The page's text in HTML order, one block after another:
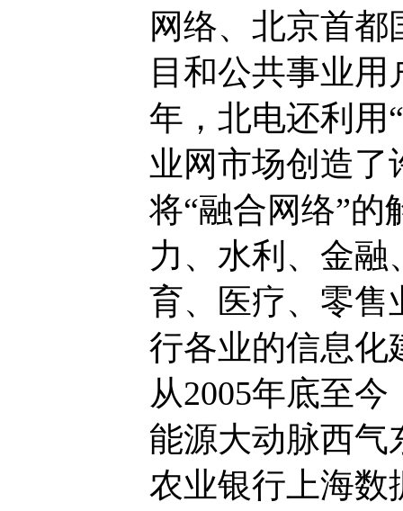
网络、北京首
目和公共事业
年，北电还利用
业网市场创造了
将“融合网络”的
力、水利、金
育、医疗、零售
行各业的信息化
从2005年底至
能源大动脉西气
农业银行上海数